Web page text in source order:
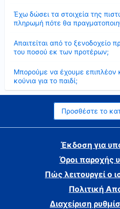
Έχω δώσει τα στοιχεία της
πληρωμή πότε θα
Απαιτείται από το ξενοδοχείο
του ποσού εκ των προτέρων;
Μπορούμε να έχουμε επιπλέον
κούνια για το παιδί;
Προσθέστε το
Έκδοση για
Όροι παροχής
Πώς λειτουργεί ο
Πολιτική
Διαχείριση